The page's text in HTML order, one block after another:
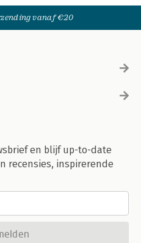
vanaf €20
en blijf up-to-date
recensies, inspirerende